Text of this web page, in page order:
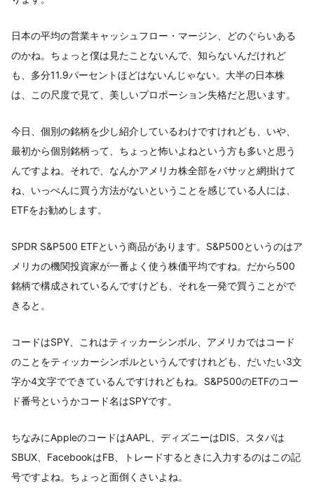
日本の平均の営業キャッシュフロー・マージン、どのぐらいある
のかね。ちょっと僕は見たことないんで、知らないんだけれど
も、多分11.9パーセントほどはないんじゃない。大半の日本株
は、この尺度で見て、美しいプロポーション失格だと思います。
今日、個別の銘柄を少し紹介しているわけですけれども、いや、
最初から個別銘柄って、ちょっと怖いよねという方も多いと思う
んですよね。それで、なんかアメリカ株全部をバサッと網掛けて
ね、いっぺんに買う方法がないということを感じている人には、
ETFをお勧めします。
SPDR S&P500 ETFという商品があります。S&P500というのはア
メリカの機関投資家が一番よく使う株価平均ですね。だから500
銘柄で構成されているんですけども、それを一発で買うことがで
きると。
コードはSPY、これはティッカーシンボル、アメリカではコード
のことをティッカーシンボルというんですけれども、だいたい3文
字か4文字でできているんですけれどもね。S&P500のETFのコー
ド番号というかコード名はSPYです。
ちなみにAppleのコードはAAPL、ディズニーはDIS、スタバは
SBUX、FacebookはFB、トレードするときに入力するのはこの記
号ですよね。ちょっと面倒くさいよね。